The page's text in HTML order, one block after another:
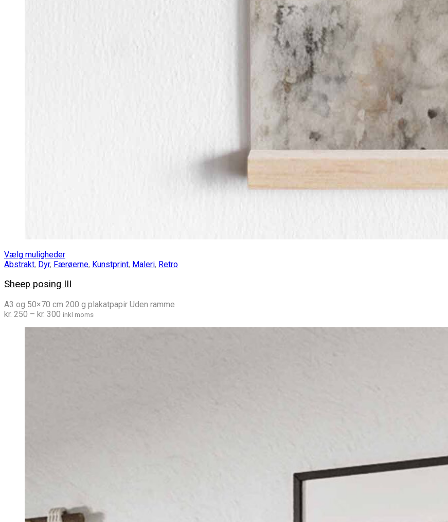
Vælg muligheder
Abstrakt, Dyr, Færøerne, Kunstprint, Maleri, Retro
Sheep posing III
A3 og 50×70 cm 200 g plakatpapir Uden ramme
kr. 250 – kr. 300 Prisinterval:
inkl moms